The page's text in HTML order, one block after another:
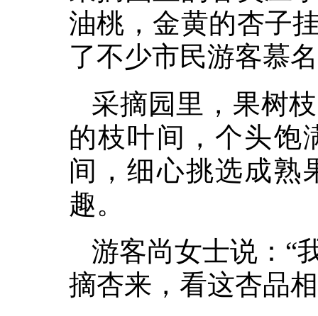
油桃，金黄的杏子
了不少市民游客慕
采摘园里，果树
的枝叶间，个头饱
间，细心挑选成熟
趣。
游客尚女士说：“
摘杏来，看这杏品